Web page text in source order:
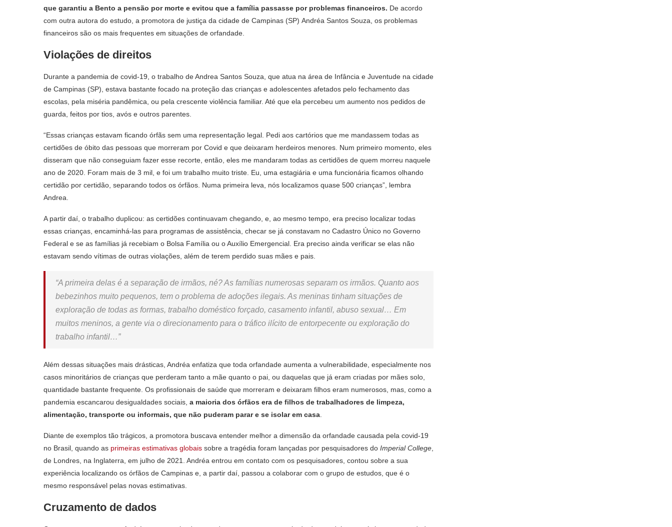
que garantiu a Bento a pensão por morte e evitou que a família passasse por problemas financeiros. De acordo
com outra autora do estudo, a promotora de justiça da cidade de Campinas (SP) Andréa Santos Souza, os problemas
financeiros são os mais frequentes em situações de orfandade.
Violações de direitos
Durante a pandemia de covid-19, o trabalho de Andrea Santos Souza, que atua na área de Infância e Juventude na cidade
de Campinas (SP), estava bastante focado na proteção das crianças e adolescentes afetados pelo fechamento das
escolas, pela miséria pandêmica, ou pela crescente violência familiar. Até que ela percebeu um aumento nos pedidos de
guarda, feitos por tios, avós e outros parentes.
“Essas crianças estavam ficando órfãs sem uma representação legal. Pedi aos cartórios que me mandassem todas as
certidões de óbito das pessoas que morreram por Covid e que deixaram herdeiros menores. Num primeiro momento, eles
disseram que não conseguiam fazer esse recorte, então, eles me mandaram todas as certidões de quem morreu naquele
ano de 2020. Foram mais de 3 mil, e foi um trabalho muito triste. Eu, uma estagiária e uma funcionária ficamos olhando
certidão por certidão, separando todos os órfãos. Numa primeira leva, nós localizamos quase 500 crianças”, lembra
Andrea.
A partir daí, o trabalho duplicou: as certidões continuavam chegando, e, ao mesmo tempo, era preciso localizar todas
essas crianças, encaminhá-las para programas de assistência, checar se já constavam no Cadastro Único no Governo
Federal e se as famílias já recebiam o Bolsa Família ou o Auxílio Emergencial. Era preciso ainda verificar se elas não
estavam sendo vítimas de outras violações, além de terem perdido suas mães e pais.
“A primeira delas é a separação de irmãos, né? As famílias numerosas separam os irmãos. Quanto aos
bebezinhos muito pequenos, tem o problema de adoções ilegais. As meninas tinham situações de
exploração de todas as formas, trabalho doméstico forçado, casamento infantil, abuso sexual… Em
muitos meninos, a gente via o direcionamento para o tráfico ilícito de entorpecente ou exploração do
trabalho infantil…”
Além dessas situações mais drásticas, Andréa enfatiza que toda orfandade aumenta a vulnerabilidade, especialmente nos
casos minoritários de crianças que perderam tanto a mãe quanto o pai, ou daquelas que já eram criadas por mães solo,
quantidade bastante frequente. Os profissionais de saúde que morreram e deixaram filhos eram numerosos, mas, como a
pandemia escancarou desigualdades sociais, a maioria dos órfãos era de filhos de trabalhadores de limpeza,
alimentação, transporte ou informais, que não puderam parar e se isolar em casa
Diante de exemplos tão trágicos, a promotora buscava entender melhor a dimensão da orfandade causada pela covid-19
no Brasil, quando as primeiras estimativas globais sobre a tragédia foram lançadas por pesquisadores do Imperial College
de Londres, na Inglaterra, em julho de 2021. Andréa entrou em contato com os pesquisadores, contou sobre a sua
experiência localizando os órfãos de Campinas e, a partir daí, passou a colaborar com o grupo de estudos, que é o
mesmo responsável pelas novas estimativas.
Cruzamento de dados